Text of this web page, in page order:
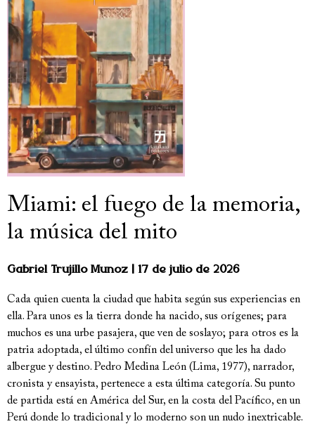
Miami: el fuego de la memoria,
la música del mito
Gabriel Trujillo Muñoz 17 de julio de 2026
Cada quien cuenta la ciudad que habita según sus experiencias en
ella. Para unos es la tierra donde ha nacido, sus orígenes; para
muchos es una urbe pasajera, que ven de soslayo; para otros es la
patria adoptada, el último confín del universo que les ha dado
albergue y destino. Pedro Medina León (Lima, 1977), narrador,
cronista y ensayista, pertenece a esta última categoría. Su punto
de partida está en América del Sur, en la costa del Pacífico, en un
Perú donde lo tradicional y lo moderno son un nudo inextricable.